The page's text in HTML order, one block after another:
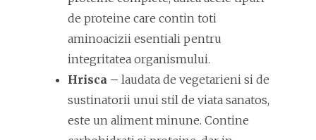
de proteine care contin toti
aminoacizii esentiali pentru
integritatea organismului.
Hrisca – laudata de vegetarieni si de
sustinatorii unui stil de viata sanatos,
este un aliment minune. Contine